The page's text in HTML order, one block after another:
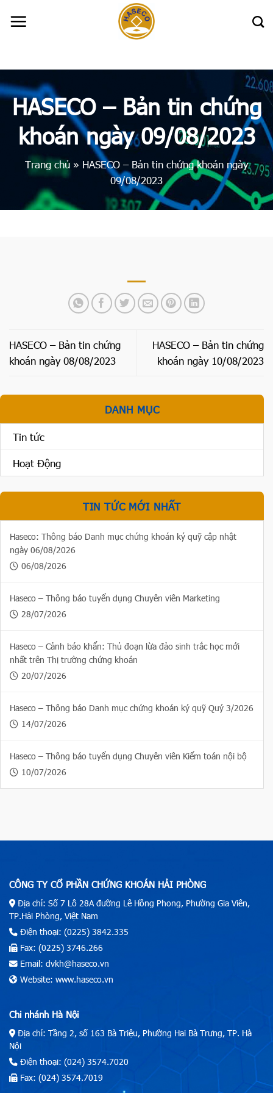
HASECO – Bản tin chứng
khoán ngày 09/08/2023
Trang chủ » HASECO – Bản tin chứng khoán ngày
09/08/2023
HASECO – Bản tin chứng
khoán ngày 08/08/2023
HASECO – Bản tin chứng
khoán ngày 10/08/2023
DANH MỤC
Tin tức
Hoạt Động
TIN TỨC MỚI NHẤT
Haseco: Thông báo Danh mục chứng khoán ký quỹ cập nhật
ngày 06/08/2026
06/08/2026
Haseco – Thông báo tuyển dụng Chuyên viên Marketing
28/07/2026
Haseco – Cảnh báo khẩn: Thủ đoạn lừa đảo sinh trắc học mới
nhất trên Thị trường chứng khoán
20/07/2026
Haseco – Thông báo Danh mục chứng khoán ký quỹ Quý 3/2026
14/07/2026
Haseco – Thông báo tuyển dụng Chuyên viên Kiểm toán nội bộ
10/07/2026
CÔNG TY CỔ PHẦN CHỨNG KHOÁN HẢI PHÒNG
Địa chỉ: Số 7 Lô 28A đường Lê Hồng Phong, Phường Gia Viên,
TP.Hải Phòng, Việt Nam
Điện thoại: (0225) 3842.335
Fax: (0225) 3746.266
Email: dvkh@haseco.vn
Website: www.haseco.vn
Chi nhánh Hà Nội
Địa chỉ: Tầng 2, số 163 Bà Triệu, Phường Hai Bà Trưng, TP. Hà
Nội
Điện thoại: (024) 3574.7020
Fax: (024) 3574.7019